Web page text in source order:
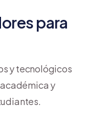
para
y tecnológicos
y